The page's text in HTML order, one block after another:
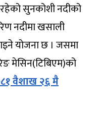
रहेको सुनकोशी नदीको
नदीमा खसाली
योजना छ । जसमा
मेसिन(टिबिएम)को
वैशाख २६ मै